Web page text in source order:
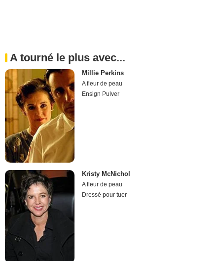
A tourné le plus avec...
Millie Perkins
A fleur de peau
Ensign Pulver
Kristy McNichol
A fleur de peau
Dressé pour tuer